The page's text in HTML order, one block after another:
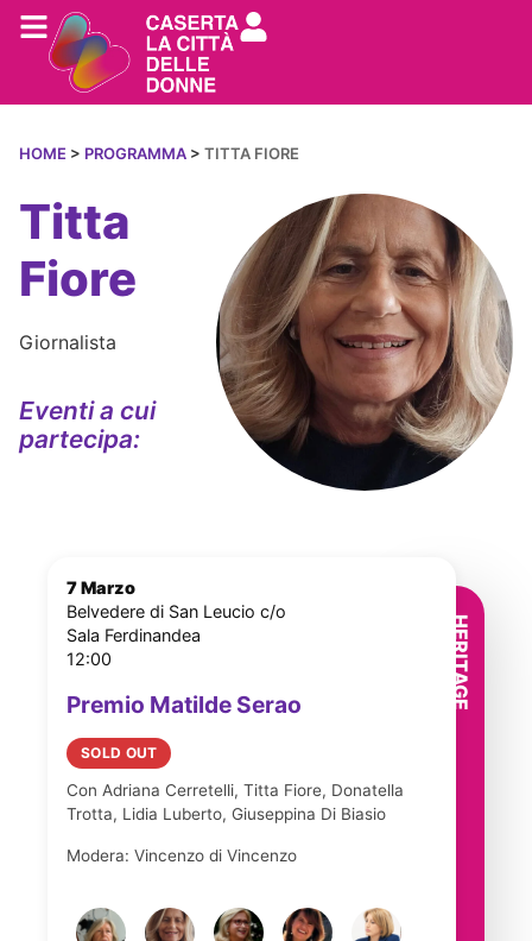
HOME > PROGRAMMA > TITTA FIORE
Titta
Fiore
Giornalista
Eventi a cui
partecipa:
7 Marzo
Belvedere di San Leucio c/o
Sala Ferdinandea
12:00
Premio Matilde Serao
SOLD OUT
Con Adriana Cerretelli, Titta Fiore, Donatella
Trotta, Lidia Luberto, Giuseppina Di Biasio
Modera: Vincenzo di Vincenzo